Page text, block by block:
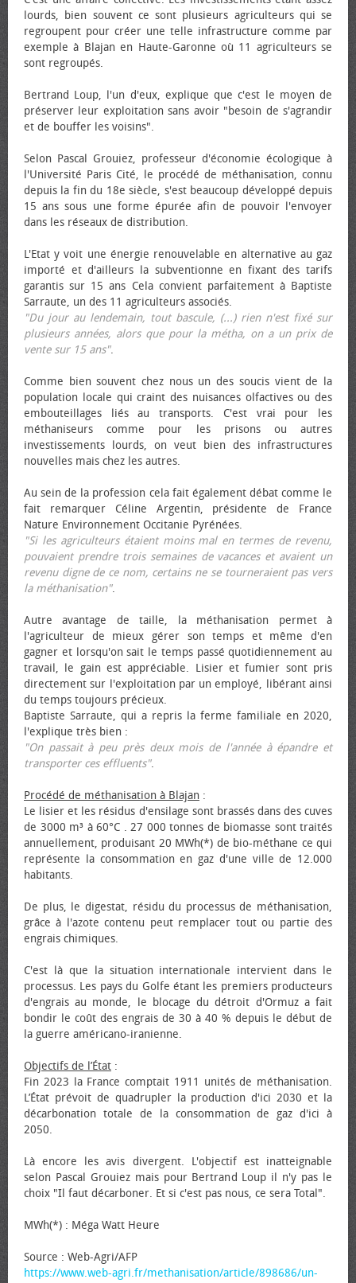
lourds, bien souvent ce sont plusieurs agriculteurs qui se
regroupent pour créer une telle infrastructure comme par
exemple à Blajan en Haute-Garonne où 11 agriculteurs se
sont regroupés.
Bertrand Loup, l'un d'eux, explique que c'est le moyen de
préserver leur exploitation sans avoir "besoin de s'agrandir
et de bouffer les voisins".
Selon Pascal Grouiez, professeur d'économie écologique à
l'Université Paris Cité, le procédé de méthanisation, connu
depuis la fin du 18e siècle, s'est beaucoup développé depuis
15 ans sous une forme épurée afin de pouvoir l'envoyer
dans les réseaux de distribution.
L'Etat y voit une énergie renouvelable en alternative au gaz
importé et d'ailleurs la subventionne en fixant des tarifs
garantis sur 15 ans Cela convient parfaitement à Baptiste
Sarraute, un des 11 agriculteurs associés.
"Du jour au lendemain, tout bascule, (...) rien n'est fixé sur
plusieurs années, alors que pour la métha, on a un prix de
vente sur 15 ans".
Comme bien souvent chez nous un des soucis vient de la
population locale qui craint des nuisances olfactives ou des
embouteillages liés au transports. C'est vrai pour les
méthaniseurs comme pour les prisons ou autres
investissements lourds, on veut bien des infrastructures
nouvelles mais chez les autres.
Au sein de la profession cela fait également débat comme le
fait remarquer Céline Argentin, présidente de France
Nature Environnement Occitanie Pyrénées.
"Si les agriculteurs étaient moins mal en termes de revenu,
pouvaient prendre trois semaines de vacances et avaient un
revenu digne de ce nom, certains ne se tourneraient pas vers
la méthanisation".
Autre avantage de taille, la méthanisation permet à
l'agriculteur de mieux gérer son temps et même d'en
gagner et lorsqu'on sait le temps passé quotidiennement au
travail, le gain est appréciable. Lisier et fumier sont pris
directement sur l'exploitation par un employé, libérant ainsi
du temps toujours précieux.
Baptiste Sarraute, qui a repris la ferme familiale en 2020,
l'explique très bien :
"On passait à peu près deux mois de l'année à épandre et
transporter ces effluents".
Procédé de méthanisation à Blajan :
Le lisier et les résidus d'ensilage sont brassés dans des cuves
de 3000 m³ à 60°C . 27 000 tonnes de biomasse sont traités
annuellement, produisant 20 MWh(*) de bio-méthane ce qui
représente la consommation en gaz d'une ville de 12.000
habitants.
De plus, le digestat, résidu du processus de méthanisation,
grâce à l'azote contenu peut remplacer tout ou partie des
engrais chimiques.
C'est là que la situation internationale intervient dans le
processus. Les pays du Golfe étant les premiers producteurs
d'engrais au monde, le blocage du détroit d'Ormuz a fait
bondir le coût des engrais de 30 à 40 % depuis le début de
la guerre américano-iranienne.
Objectifs de l’État :
Fin 2023 la France comptait 1911 unités de méthanisation.
L’État prévoit de quadrupler la production d'ici 2030 et la
décarbonation totale de la consommation de gaz d'ici à
2050.
Là encore les avis divergent. L'objectif est inatteignable
selon Pascal Grouiez mais pour Bertrand Loup il n'y pas le
choix "Il faut décarboner. Et si c'est pas nous, ce sera Total".
MWh(*) : Méga Watt Heure
Source : Web-Agri/AFP
https://www.web-agri.fr/methanisation/article/898686/un-